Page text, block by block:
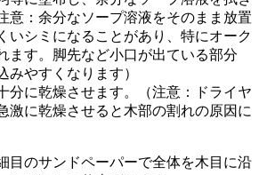
意：余分なソープ溶液をそのまま放置
いシミになることがあり、特にオーク
ます。脚先など小口が出ている部分
みやすくなります）
分に乾燥させます。（注意：ドライヤ
激に乾燥させると木部の割れの原因に
目のサンドペーパーで全体を木目に沿